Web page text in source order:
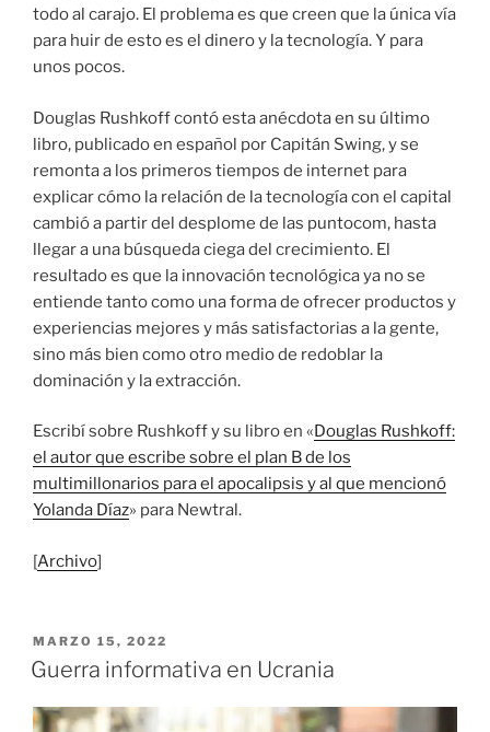
todo al carajo. El problema es que creen que la única vía
para huir de esto es el dinero y la tecnología. Y para
unos pocos.
Douglas Rushkoff contó esta anécdota en su último
libro, publicado en español por Capitán Swing, y se
remonta a los primeros tiempos de internet para
explicar cómo la relación de la tecnología con el capital
cambió a partir del desplome de las puntocom, hasta
llegar a una búsqueda ciega del crecimiento. El
resultado es que la innovación tecnológica ya no se
entiende tanto como una forma de ofrecer productos y
experiencias mejores y más satisfactorias a la gente,
sino más bien como otro medio de redoblar la
dominación y la extracción.
Escribí sobre Rushkoff y su libro en « Douglas Rushkoff:
el autor que escribe sobre el plan B de los
multimillonarios para el apocalipsis y al que mencionó
Yolanda Díaz» para Newtral.
[Archivo]
PUBLICADO
EL
MARZO 15, 2022
Guerra informativa en Ucrania